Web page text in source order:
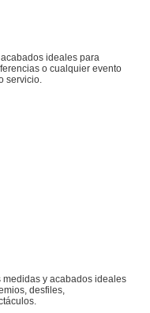
ideales para
o cualquier evento
servicio.
y acabados ideales
desfiles,